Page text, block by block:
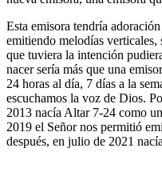
Esta emisora tendría
emitiendo melodías verticales,
que tuviera la intención
nacer sería más que una
24 horas al día, 7 días a la
escuchamos la voz de Dios.
2013 nacía Altar 7-24 como
2019 el Señor nos permitió
después, en julio de 2021